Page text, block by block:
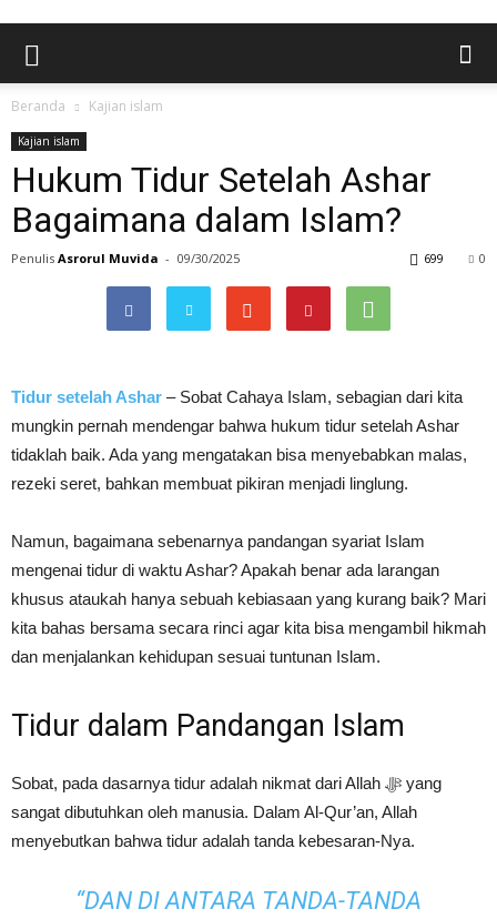
Beranda Kajian islam
Kajian islam
Hukum Tidur Setelah Ashar
Bagaimana dalam Islam?
Penulis Asrorul Muvida - 09/30/2025 0
699
Tidur setelah Ashar – Sobat Cahaya Islam, sebagian dari kita
mungkin pernah mendengar bahwa hukum tidur setelah Ashar
tidaklah baik. Ada yang mengatakan bisa menyebabkan malas,
rezeki seret, bahkan membuat pikiran menjadi linglung.
Namun, bagaimana sebenarnya pandangan syariat Islam
mengenai tidur di waktu Ashar? Apakah benar ada larangan
khusus ataukah hanya sebuah kebiasaan yang kurang baik? Mari
kita bahas bersama secara rinci agar kita bisa mengambil hikmah
dan menjalankan kehidupan sesuai tuntunan Islam.
Tidur dalam Pandangan Islam
Sobat, pada dasarnya tidur adalah nikmat dari Allah ﷻ yang
sangat dibutuhkan oleh manusia. Dalam Al-Qur’an, Allah
menyebutkan bahwa tidur adalah tanda kebesaran-Nya.
“DAN DI ANTARA TANDA-TANDA